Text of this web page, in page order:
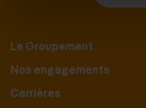
Le Groupement
Nos engagements
Carrières